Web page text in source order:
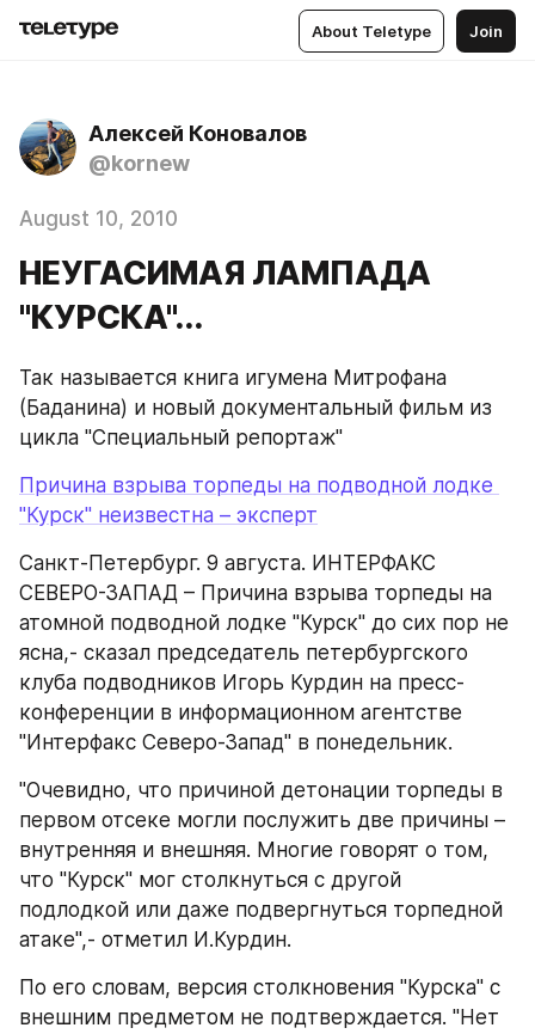
About Teletype Join
Алексей Коновалов
@kornew
August 10, 2010
НЕУГАСИМАЯ ЛАМПАДА
"КУРСКА"...
Так называется книга игумена Митрофана
(Баданина) и новый документальный фильм из
цикла "Специальный репортаж"
Причина взрыва торпеды на подводной лодке
"Курск" неизвестна – эксперт
Санкт-Петербург. 9 августа. ИНТЕРФАКС
СЕВЕРО-ЗАПАД – Причина взрыва торпеды на
атомной подводной лодке "Курск" до сих пор не
ясна,- сказал председатель петербургского
клуба подводников Игорь Курдин на пресс-
конференции в информационном агентстве
"Интерфакс Северо-Запад" в понедельник.
"Очевидно, что причиной детонации торпеды в
первом отсеке могли послужить две причины –
внутренняя и внешняя. Многие говорят о том,
что "Курск" мог столкнуться с другой
подлодкой или даже подвергнуться торпедной
атаке",- отметил И.Курдин.
По его словам, версия столкновения "Курска" с
внешним предметом не подтверждается. "Нет